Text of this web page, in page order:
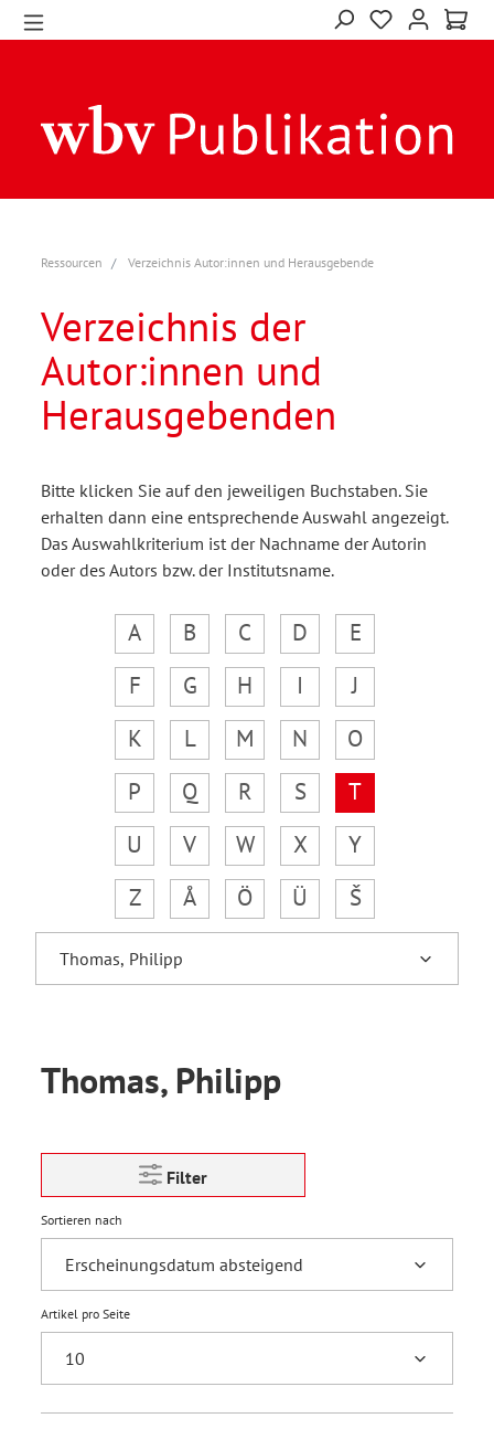
Ressourcen Verzeichnis Autor:innen und Herausgebende
Verzeichnis der
Autor:innen und
Herausgebenden
Bitte klicken Sie auf den jeweiligen Buchstaben. Sie
erhalten dann eine entsprechende Auswahl angezeigt.
Das Auswahlkriterium ist der Nachname der Autorin
oder des Autors bzw. der Institutsname.
A B C D
E
F
G H I
J
K
L M N
O
P
Q R S
T
U
V W X
Y
Z
Å Ö Ü Š
Thomas, Philipp
Filter
Sortieren nach
Artikel pro Seite